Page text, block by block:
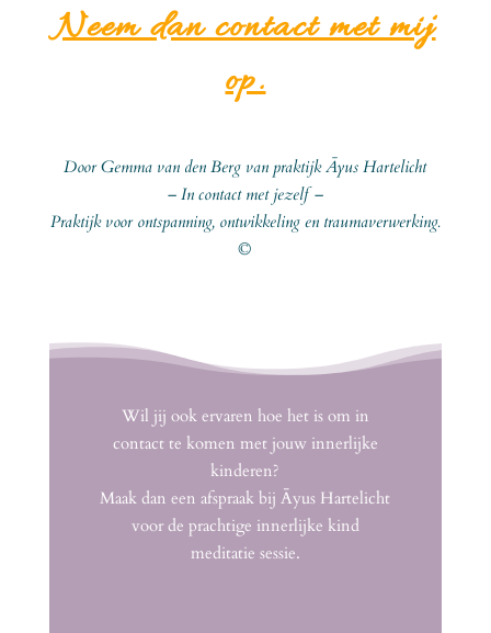
Neem dan contact met mij
op.
Door Gemma van den Berg van praktijk Āyus Hartelicht
– In contact met jezelf –
Praktijk voor ontspanning, ontwikkeling en traumaverwerking.
©
Wil jij ook ervaren hoe het is om in
contact te komen met jouw innerlijke
kinderen?
Maak dan een afspraak bij Āyus Hartelicht
voor de prachtige innerlijke kind
meditatie sessie.